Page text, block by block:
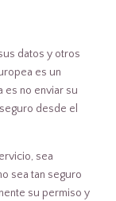
datos y otros
es un
es no enviar su
desde el
sea
sea tan seguro
su permiso y